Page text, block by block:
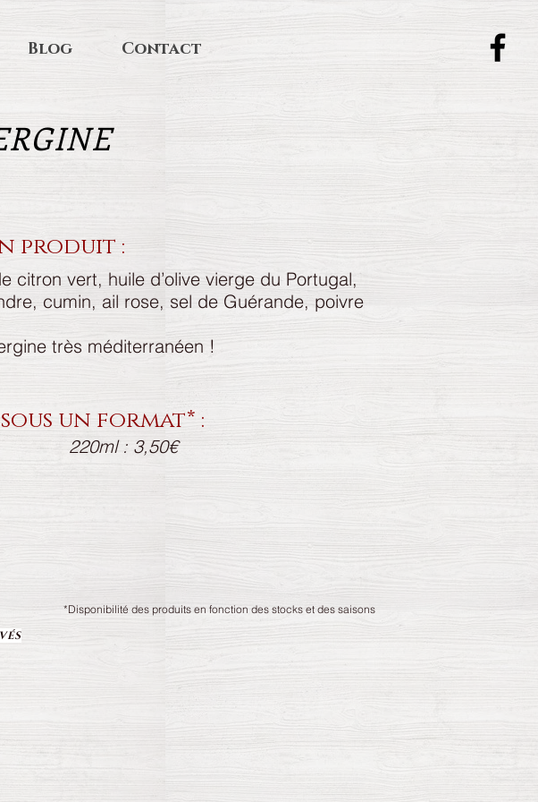
Blog Contact
produit :
citron vert, huile d’olive vierge du Portugal,
cumin, ail rose, sel de Guérande, poivre
très méditerranéen !
un format* :
220ml : 3,50€
*Disponibilité des produits en fonction des stocks et des saisons